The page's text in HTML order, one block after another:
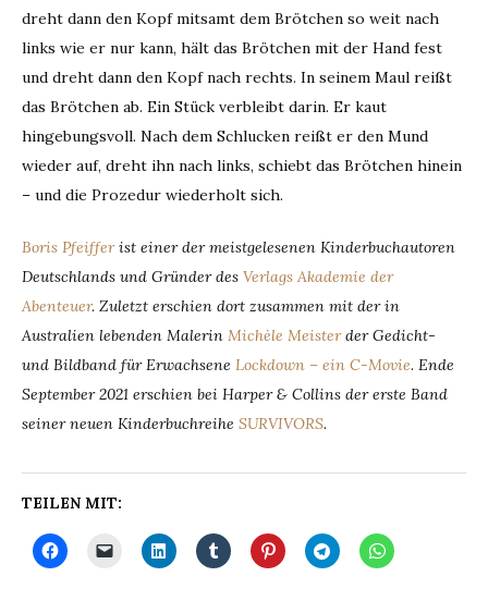
dreht dann den Kopf mitsamt dem Brötchen so weit nach
links wie er nur kann, hält das Brötchen mit der Hand fest
und dreht dann den Kopf nach rechts. In seinem Maul reißt
das Brötchen ab. Ein Stück verbleibt darin. Er kaut
hingebungsvoll. Nach dem Schlucken reißt er den Mund
wieder auf, dreht ihn nach links, schiebt das Brötchen hinein
– und die Prozedur wiederholt sich.
Boris Pfeifferist einer der meistgelesenen Kinderbuchautoren
Deutschlands und Gründer des Verlags Akademie der
Abenteuer. Zuletzt erschien dort zusammen mit der in
Australien lebenden Malerin Michèle Meisterder Gedicht-
und Bildband für Erwachsene Lockdown – ein C-Movie. Ende
September 2021 erschien bei Harper & Collins der erste Band
seiner neuen Kinderbuchreihe SURVIVORS.
TEILEN MIT: